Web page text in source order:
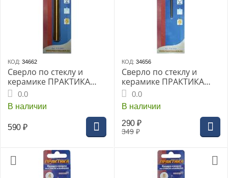
КОД: 34662
Сверло по стеклу и
керамике ПРАКТИКА
Квадро 12мм блистер
(035-004) Эксперт
0.0
В наличии
590 ₽
КОД: 34656
Сверло по стеклу и
керамике ПРАКТИКА
Квадро 3мм блистер
(036-452) Эксперт
0.0
В наличии
349 ₽
290 ₽